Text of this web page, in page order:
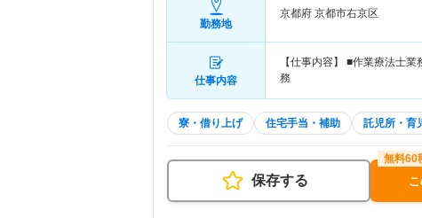
勤務地
京都府 京都市右京区
仕事内容
【仕事内容】 ■作業療法士
務
寮・借り上げ 住宅手当・補助 託児所・育
保存する